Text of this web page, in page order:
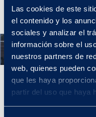
Las cookies de este
el contenido y los
sociales y analizar el
información sobre el
nuestros partners de
web, quienes pueden
que les haya
partir del uso que haya
Año 1